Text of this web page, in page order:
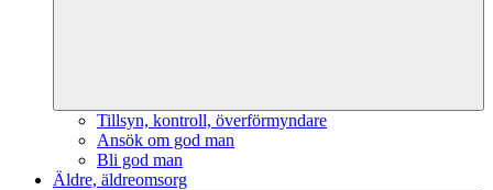
Tillsyn, kontroll, överförmyndare
Ansök om god man
Bli god man
Äldre, äldreomsorg